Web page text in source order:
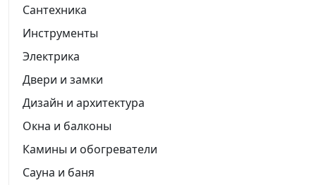
Сантехника
Инструменты
Электрика
Двери и замки
Дизайн и архитектура
Окна и балконы
Камины и обогреватели
Сауна и баня